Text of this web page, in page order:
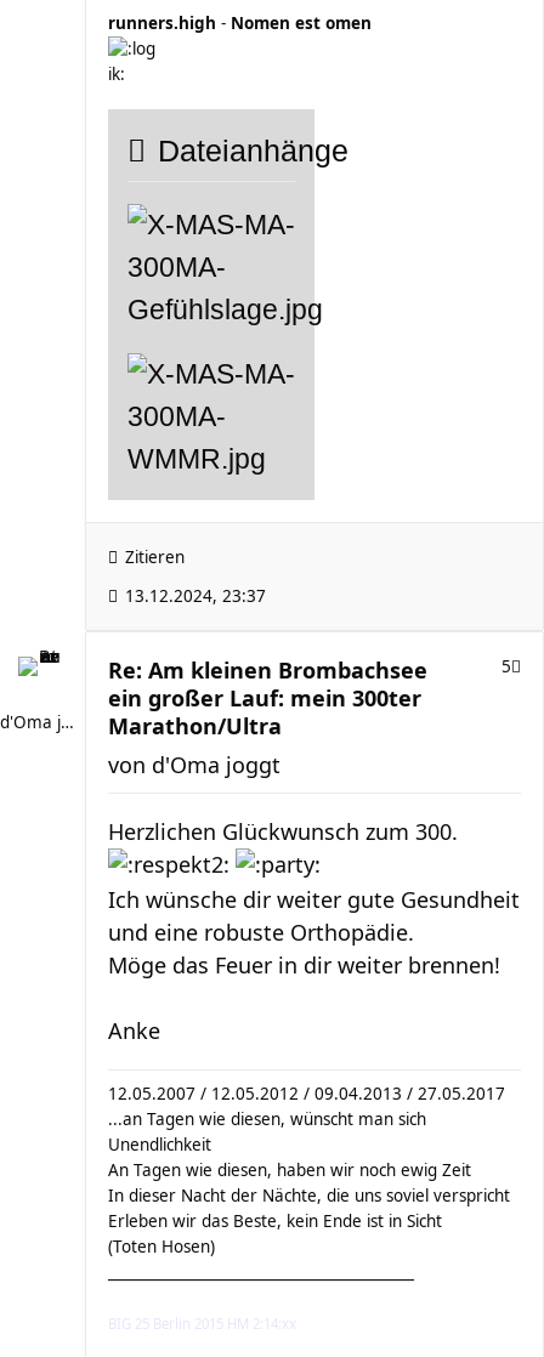
runners.high - Nomen est omen
Dateianhänge
Zitieren
13.12.2024, 23:37
d'Oma joggt
Re: Am kleinen Brombachsee
ein großer Lauf: mein 300ter
Marathon/Ultra
5
von d'Oma joggt
Herzlichen Glückwunsch zum 300.
Ich wünsche dir weiter gute Gesundheit
und eine robuste Orthopädie.
Möge das Feuer in dir weiter brennen!
Anke
12.05.2007 / 12.05.2012 / 09.04.2013 / 27.05.2017
...an Tagen wie diesen, wünscht man sich
Unendlichkeit
An Tagen wie diesen, haben wir noch ewig Zeit
In dieser Nacht der Nächte, die uns soviel verspricht
Erleben wir das Beste, kein Ende ist in Sicht
(Toten Hosen)
BIG 25 Berlin 2015 HM 2:14:xx